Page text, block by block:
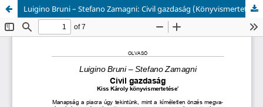
Luigino Bruni – Stefano Zamagni: Civil gazdaság (Könyvismertetés)